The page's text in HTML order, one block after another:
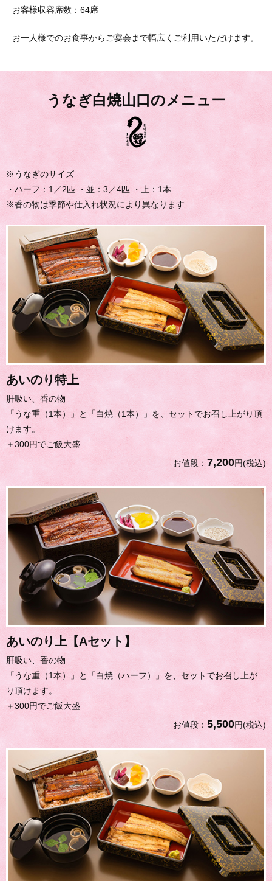
お客様収容席数：64席
お一人様でのお食事からご宴会まで幅広くご利用いただけます。
うなぎ白焼山口のメニュー
※うなぎのサイズ
・ハーフ：1／2匹 ・並：3／4匹 ・上：1本
※香の物は季節や仕入れ状況により異なります
あいのり特上
肝吸い、香の物
「うな重（1本）」と「白焼（1本）」を、セットでお召し上がり頂
けます。
＋300円でご飯大盛
お値段： 7,200円(税込)
あいのり上【Aセット】
肝吸い、香の物
「うな重（1本）」と「白焼（ハーフ）」を、セットでお召し上が
り頂けます。
＋300円でご飯大盛
お値段： 5,500円(税込)